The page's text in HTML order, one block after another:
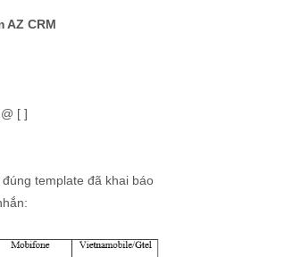
AZ CRM
[ ]
template đã khai báo